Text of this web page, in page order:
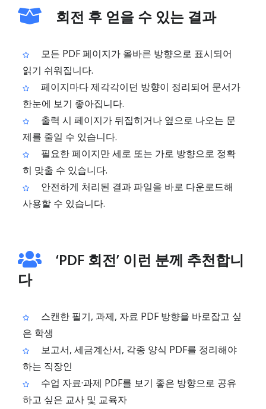
회전 후 얻을 수 있는 결과
모든 PDF 페이지가 올바른 방향으로 표시되어
읽기 쉬워집니다.
페이지마다 제각각이던 방향이 정리되어 문서가
한눈에 보기 좋아집니다.
출력 시 페이지가 뒤집히거나 옆으로 나오는 문
제를 줄일 수 있습니다.
필요한 페이지만 세로 또는 가로 방향으로 정확
히 맞출 수 있습니다.
안전하게 처리된 결과 파일을 바로 다운로드해
사용할 수 있습니다.
‘PDF 회전’ 이런 분께 추천합니
다
스캔한 필기, 과제, 자료 PDF 방향을 바로잡고 싶
은 학생
보고서, 세금계산서, 각종 양식 PDF를 정리해야
하는 직장인
수업 자료·과제 PDF를 보기 좋은 방향으로 공유
하고 싶은 교사 및 교육자